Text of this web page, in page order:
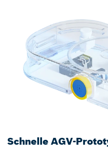
Schnelle AGV-